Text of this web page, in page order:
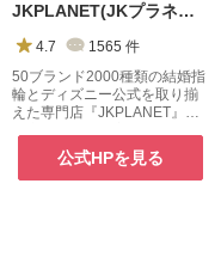
JKPLANET(JKプラネット)
4.7 1565 件
50ブランド2000種類の結婚指
輪とディズニー公式を取り揃
えた専門店『JKPLANET』。
町・横浜・大宮・大阪梅田・
京都・名古屋栄・福岡天神・
熊本・宮崎・鹿児島で展開
公式HPを見る